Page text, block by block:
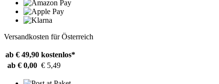
Versandkosten für Österreich
ab € 49,90 kostenlos*
ab € 0,00 € 5,49